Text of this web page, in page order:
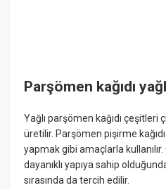
Parşömen kağıdı
Yağlı parşömen kağıdı
üretilir. Parşömen pişirme
yapmak gibi amaçlarla
dayanıklı yapıya sahip
sırasında da tercih edilir.